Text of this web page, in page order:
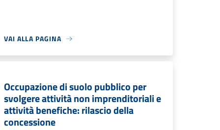
VAI ALLA PAGINA
Occupazione di suolo pubblico per
svolgere attività non imprenditoriali e
attività benefiche: rilascio della
concessione